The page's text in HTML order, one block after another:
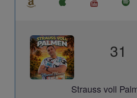
31
Strauss voll